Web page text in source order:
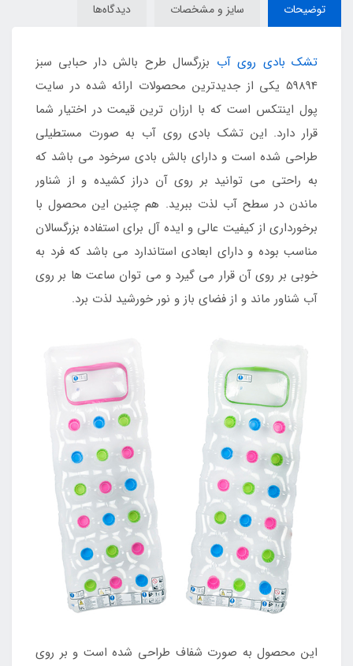
توضیحات سایز و مشخصات دیدگاه‌ها
تشک بادی روی آب بزرگسال طرح بالش دار حبابی سبز
59894 یکی از جدیدترین محصولات ارائه شده در سایت
پول اینتکس است که با ارزان ترین قیمت در اختیار شما
قرار دارد. این تشک بادی روی آب به صورت مستطیلی
طراحی شده است و دارای بالش بادی سرخود می باشد که
به راحتی می توانید بر روی آن دراز کشیده و از شناور
ماندن در سطح آب لذت ببرید. هم چنین این محصول با
برخورداری از کیفیت عالی و ایده آل برای استفاده بزرگسالان
مناسب بوده و دارای ابعادی استاندارد می باشد که فرد به
خوبی بر روی آن قرار می گیرد و می توان ساعت ها بر روی
آب شناور ماند و از فضای باز و نور خورشید لذت برد.
این محصول به صورت شفاف طراحی شده است و بر روی